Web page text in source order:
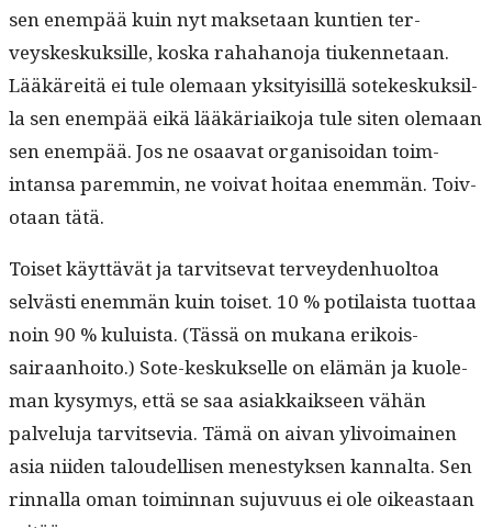
sen enem­pää kuin nyt mak­se­taan kun­tien ter­
veyskeskuk­sille, kos­ka raha­hano­ja tiuken­netaan.
Lääkäre­itä ei tule ole­maan yksi­ty­isil­lä sotekeskuk­sil­
la sen enem­pää eikä lääkäri­aiko­ja tule siten ole­maan
sen enem­pää. Jos ne osaa­vat organ­isoidan toim­
intansa parem­min, ne voivat hoitaa enem­män. Toiv­
otaan tätä.
Toiset käyt­tävät ja tarvit­se­vat ter­vey­den­huoltoa
selvästi enem­män kuin toiset. 10 % poti­laista tuot­taa
noin 90 % kuluista. (Tässä on mukana erikois­
sairaan­hoito.) Sote-keskuk­selle on elämän ja kuole­
man kysymys, että se saa asi­akkaik­seen vähän
palvelu­ja tarvit­se­via. Tämä on aivan ylivoimainen
asia niiden taloudel­lisen men­estyk­sen kannal­ta. Sen
rin­nal­la oman toimin­nan suju­vu­us ei ole oikeas­t­aan